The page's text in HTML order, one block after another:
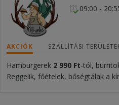
09:00 -
AKCIÓK SZÁLLÍTÁSI
Hamburgerek 2 990 Ft-tól,
Reggelik, főételek, bőségtálak a